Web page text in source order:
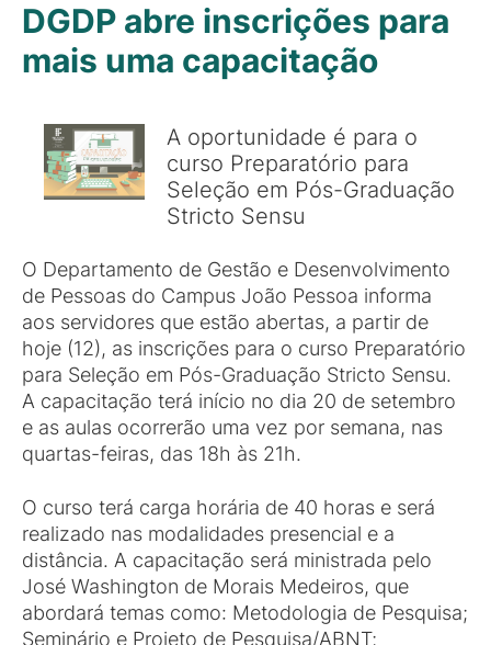
DGDP abre inscrições para
mais uma capacitação
A oportunidade é para o
curso Preparatório para
Seleção em Pós-Graduação
Stricto Sensu
O Departamento de Gestão e Desenvolvimento
de Pessoas do Campus João Pessoa informa
aos servidores que estão abertas, a partir de
hoje (12), as inscrições para o curso Preparatório
para Seleção em Pós-Graduação Stricto Sensu.
A capacitação terá início no dia 20 de setembro
e as aulas ocorrerão uma vez por semana, nas
quartas-feiras, das 18h às 21h.
O curso terá carga horária de 40 horas e será
realizado nas modalidades presencial e a
distância. A capacitação será ministrada pelo
José Washington de Morais Medeiros, que
abordará temas como: Metodologia de Pesquisa;
Seminário e Projeto de Pesquisa/ABNT;